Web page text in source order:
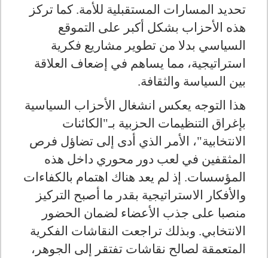
تحديد المسارات المستقبلية للأمة. كما تركز
هذه الأحزاب بشكل أكبر على التموقع
السياسي بدلا من تطوير مشاريع فكرية
استراتيجية، مما يساهم في إضعاف العلاقة
بين السياسة والثقافة.
هذا التوجه يعكس انشغال الأحزاب السياسية
بإغراق التنظيمات الحزبية بـ"الكائنات
الانتخابية"، الأمر الذي أدى إلى تضاؤل فرص
المثقفين في لعب دور محوري داخل هذه
المؤسسات. إذ لم يعد هناك اهتمام بالكفاءات
والأفكار الاستراتيجية بقدر ما أصبح التركيز
منصبا على جذب الأعضاء لضمان الحضور
الانتخابي. وبذلك تراجعت النقاشات الفكرية
المتعمقة لصالح نقاشات تفتقر إلى الجوهر،